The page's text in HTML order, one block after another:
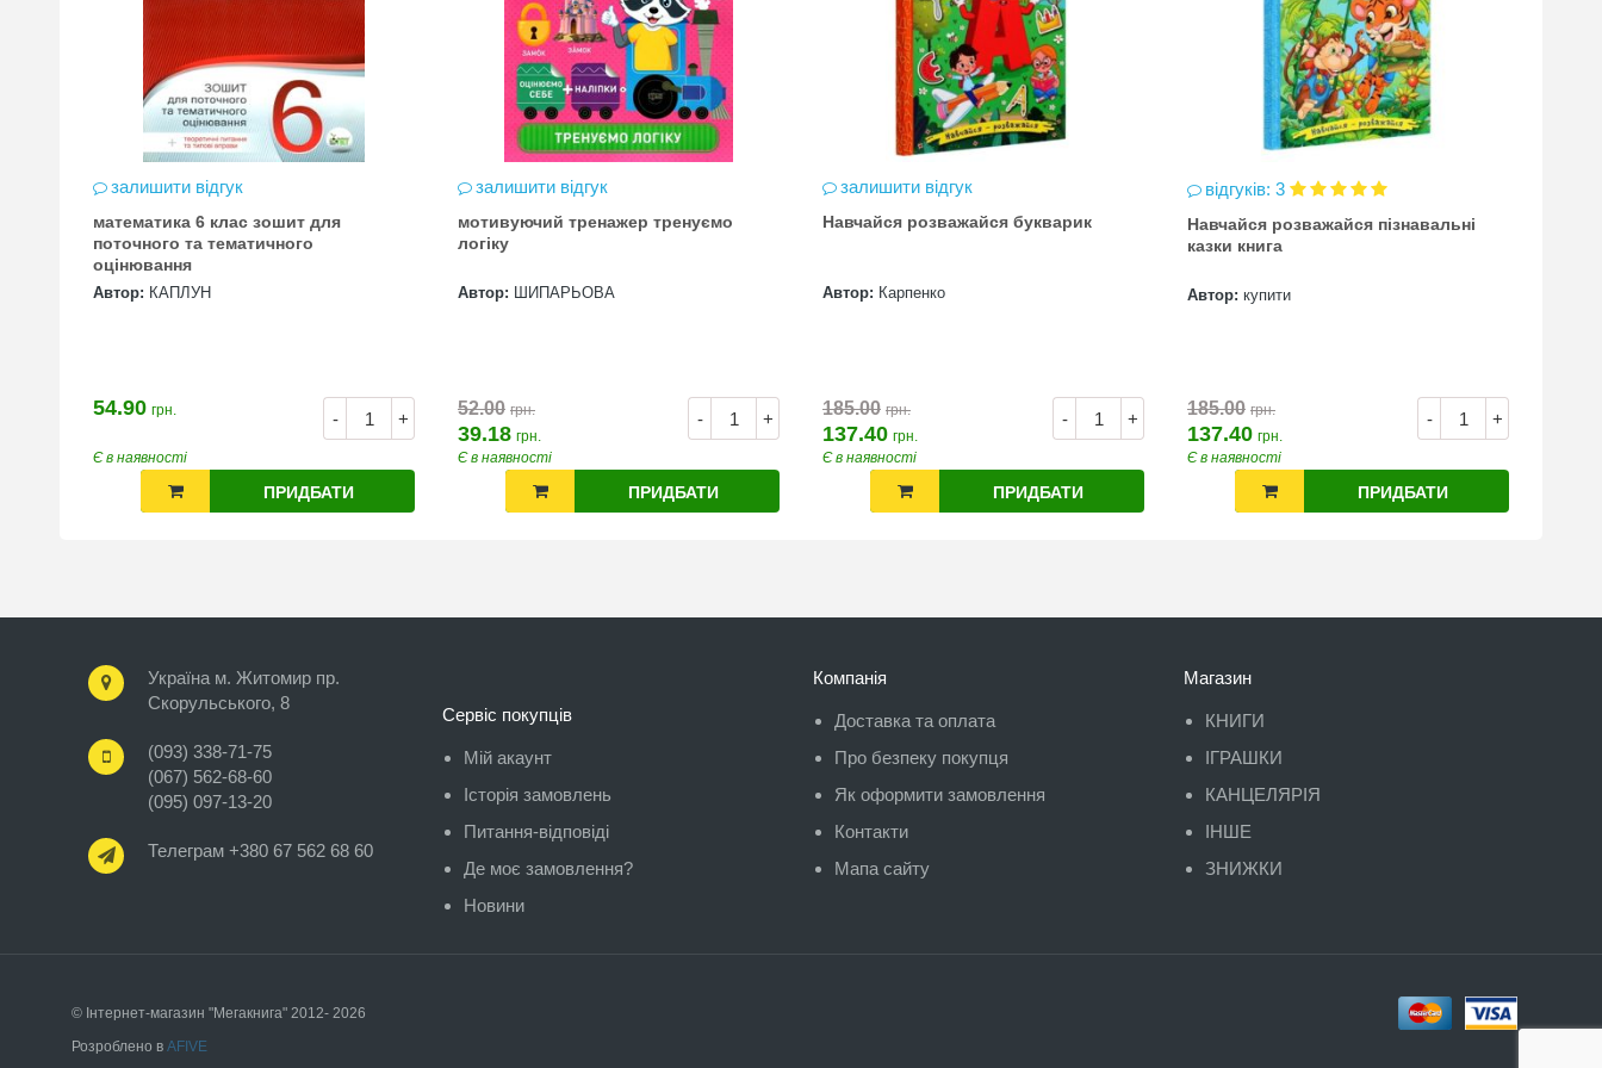
залишити відгук
математика 6 клас зошит для
поточного та тематичного
оцінювання
Автор: КАПЛУН
- +
54.90 грн.
Є в наявності
ПРИДБАТИ
залишити відгук
мотивуючий тренажер тренуємо
логіку
Автор: ШИПАРЬОВА
- +
52.00 грн.
39.18 грн.
Є в наявності
ПРИДБАТИ
залишити відгук
Навчайся розважайся букварик
Автор: Карпенко
- +
185.00 грн.
137.40 грн.
Є в наявності
ПРИДБАТИ
відгуків: 3
Навчайся розважайся пізнавальні
казки книга
Автор: купити
- +
185.00 грн.
137.40 грн.
Є в наявності
ПРИДБАТИ
Україна м. Житомир пр.
Скорульського, 8
(093) 338-71-75
(067) 562-68-60
(095) 097-13-20
Телеграм +380 67 562 68 60
Сервіс покупців
Мій акаунт
Історія замовлень
Питання-відповіді
Де моє замовлення?
Новини
Компанія
Доставка та оплата
Про безпеку покупця
Як оформити замовлення
Контакти
Мапа сайту
Магазин
КНИГИ
ІГРАШКИ
КАНЦЕЛЯРІЯ
ІНШЕ
ЗНИЖКИ
© Інтернет-магазин "Мегакнига" 2012- 2026
Розроблено в AFIVE